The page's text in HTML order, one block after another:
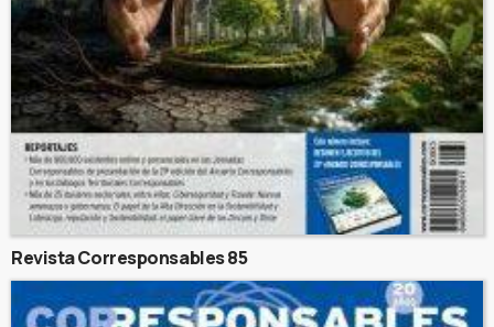
Revista Corresponsables 85